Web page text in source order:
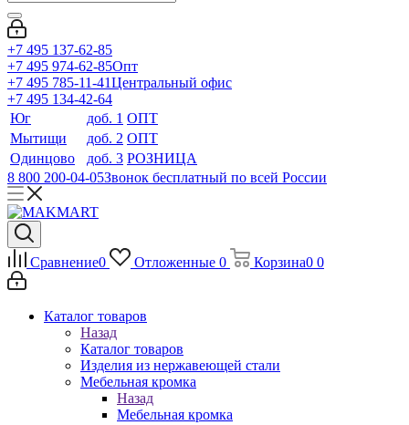
+7 495 137-62-85
+7 495 974-62-85Опт
+7 495 785-11-41Центральный офис
+7 495 134-42-64
Юг
доб. 1 ОПТ
Мытищи
доб. 2 ОПТ
Одинцово
доб. 3 РОЗНИЦА
8 800 200-04-05Звонок бесплатный по всей России
Сравнение0 Отложенные 0 Корзина0 0
Каталог товаров
Назад
Каталог товаров
Изделия из нержавеющей стали
Мебельная кромка
Назад
Мебельная кромка